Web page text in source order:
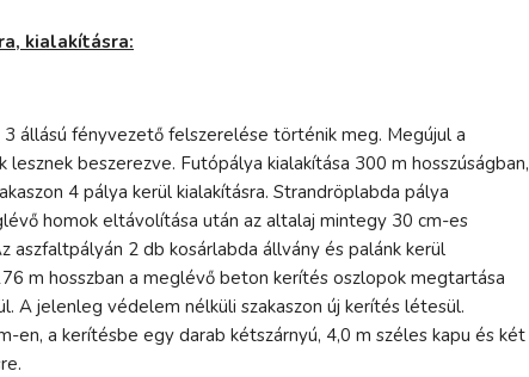
kialakításra:
állású fényvezető felszerelése történik meg. Megújul a
beszerezve. Futópálya kialakítása 300 m hosszúságban,
4 pálya kerül kialakításra. Strandröplabda pálya
homok eltávolítása után az altalaj mintegy 30 cm-es
aszfaltpályán 2 db kosárlabda állvány és palánk kerül
m hosszban a meglévő beton kerítés oszlopok megtartása
jelenleg védelem nélküli szakaszon új kerítés létesül.
a kerítésbe egy darab kétszárnyú, 4,0 m széles kapu és két